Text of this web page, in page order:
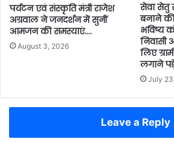
पर्यटन एवं संस्कृति मंत्री राजेश
अग्रवाल ने जनदर्शन में सुनीं
आमजन की समस्याएं….
August 3, 2026
सेवा सेतु
बनाने की
भविष्य
निवासी
लिए
लगाने
July
Leave a Reply